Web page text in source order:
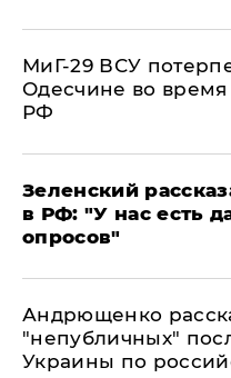
МиГ-29 ВСУ
Одесчине во время
РФ
​Зеленский
в РФ: "У нас есть
опросов"
Андрющенко
"непубличных"
Украины по